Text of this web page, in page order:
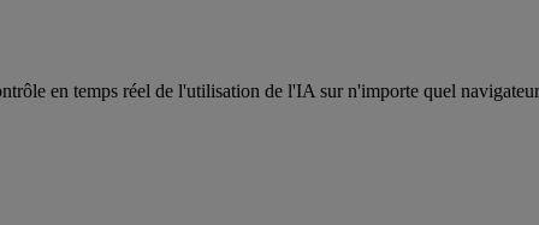
en temps réel de l'utilisation de l'IA sur n'importe quel